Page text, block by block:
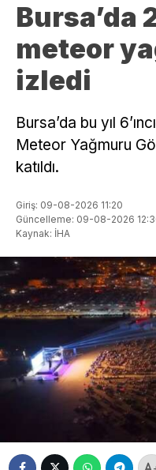
Bursa’da
meteor
izledi
Bursa’da bu yıl
Meteor Yağmuru
katıldı.
Giriş: 09-08-2026 11:20
Güncelleme: 09-08-2026
Kaynak: İHA